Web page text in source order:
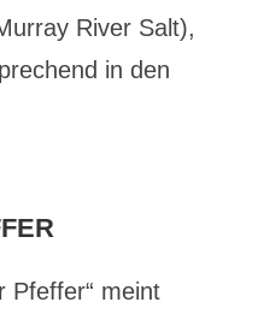
River Salt),
in den
Pfeffer“ meint